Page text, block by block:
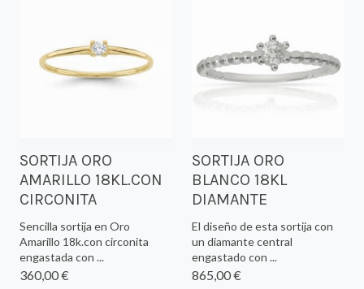
SORTIJA ORO
AMARILLO 18KL.CON
CIRCONITA
Sencilla sortija en Oro
Amarillo 18k.con circonita
engastada con ...
360,00 €
SORTIJA ORO
BLANCO 18KL
DIAMANTE
El diseño de esta sortija con
un diamante central
engastado con ...
865,00 €